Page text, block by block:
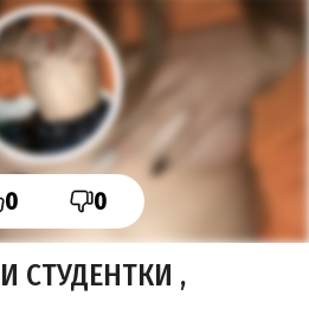
0 0
СТУДЕНТКИ ,